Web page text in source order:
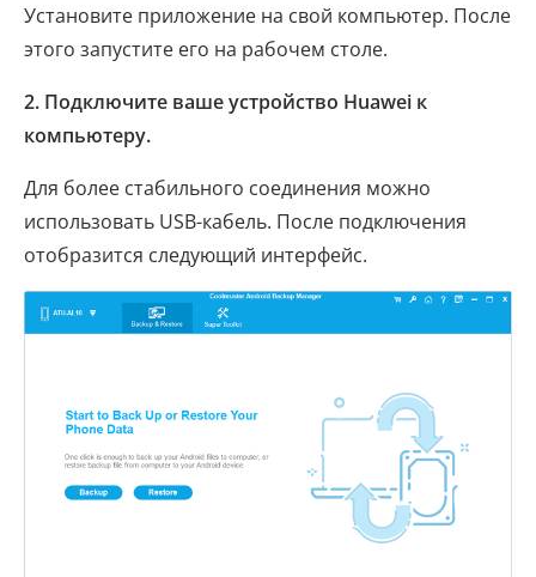
Установите приложение на свой компьютер. После
этого запустите его на рабочем столе.
2. Подключите ваше устройство Huawei к
компьютеру.
Для более стабильного соединения можно
использовать USB-кабель. После подключения
отобразится следующий интерфейс.